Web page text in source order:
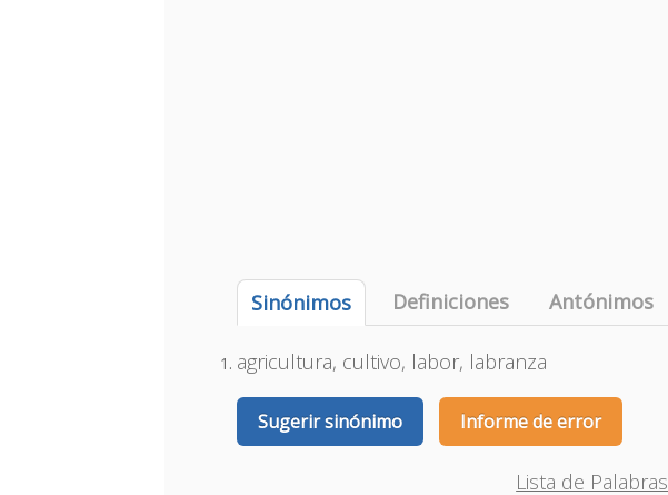
Sinónimos Definiciones Antónimos
agricultura, cultivo, labor, labranza
Sugerir sinónimo Informe de error
Lista de Palabras